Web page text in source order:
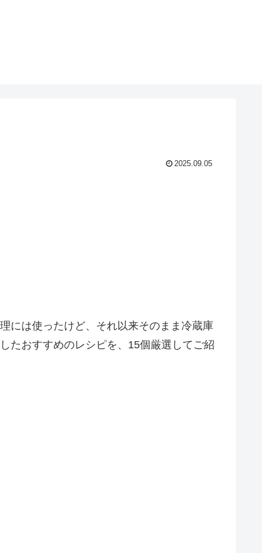
2025.09.05
には使ったけど、それ以来そのまま冷蔵庫
たおすすめのレシピを、15個厳選してご紹